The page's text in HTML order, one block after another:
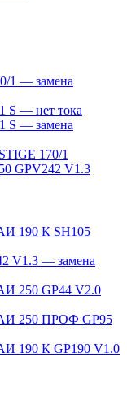
1 — замена
S — нет тока
S — замена
170/1
GPV242 V1.3
190 К SH105
V1.3 — замена
250 GP44 V2.0
250 ПРОФ GP95
190 К GP190 V1.0